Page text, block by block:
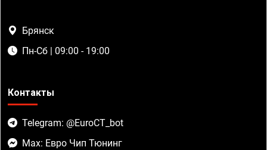
Брянск
Пн-Сб | 09:00 - 19:00
Контакты
Telegram: @EuroCT_bot
Max: Евро Чип Тюнинг